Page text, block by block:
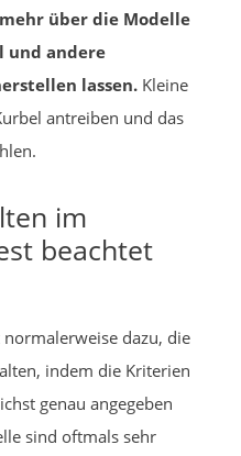
über die Modelle
und andere
lassen. Kleine
antreiben und das
im
beachtet
dazu, die
indem die Kriterien
genau angegeben
sind oftmals sehr